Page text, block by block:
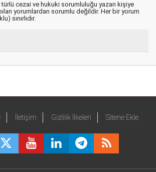
türlü cezai ve hukuki sorumluluğu yazan kişiye
yorumlardan sorumlu değildir. Her bir yorum
sınırlıdır.
İletişim Gizlilik İlkeleri Sitene Ekle